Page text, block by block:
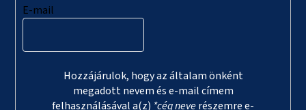
E-mail
Hozzájárulok, hogy az általam önként
megadott nevem és e-mail címem
felhasználásával a(z) *cég neverészemre e-